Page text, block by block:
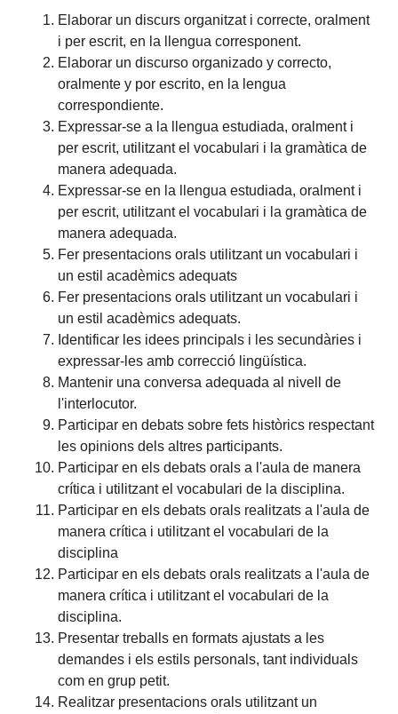
Elaborar un discurs organitzat i correcte, oralment
i per escrit, en la llengua corresponent.
Elaborar un discurso organizado y correcto,
oralmente y por escrito, en la lengua
correspondiente.
Expressar-se a la llengua estudiada, oralment i
per escrit, utilitzant el vocabulari i la gramàtica de
manera adequada.
Expressar-se en la llengua estudiada, oralment i
per escrit, utilitzant el vocabulari i la gramàtica de
manera adequada.
Fer presentacions orals utilitzant un vocabulari i
un estil acadèmics adequats
Fer presentacions orals utilitzant un vocabulari i
un estil acadèmics adequats.
Identificar les idees principals i les secundàries i
expressar-les amb correcció lingüística.
Mantenir una conversa adequada al nivell de
l'interlocutor.
Participar en debats sobre fets històrics respectant
les opinions dels altres participants.
Participar en els debats orals a l'aula de manera
crítica i utilitzant el vocabulari de la disciplina.
Participar en els debats orals realitzats a l'aula de
manera crítica i utilitzant el vocabulari de la
disciplina
Participar en els debats orals realitzats a l'aula de
manera crítica i utilitzant el vocabulari de la
disciplina.
Presentar treballs en formats ajustats a les
demandes i els estils personals, tant individuals
com en grup petit.
Realitzar presentacions orals utilitzant un